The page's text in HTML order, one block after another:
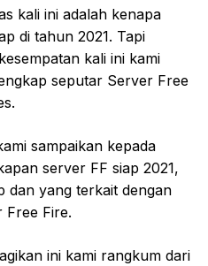
kali ini adalah kenapa
di tahun 2021. Tapi
kali ini kami
seputar Server Free
sampaikan kepada
server FF siap 2021,
dan yang terkait dengan
Free Fire.
ini kami rangkum dari